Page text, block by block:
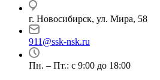
г. Новосибирск, ул. Мира, 58
911@ssk-nsk.ru
Пн. – Пт.: с 9:00 до 18:00